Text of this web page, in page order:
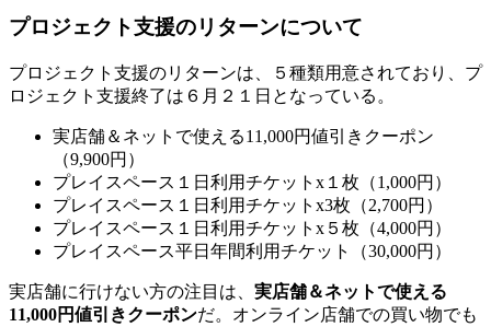
プロジェクト支援のリターンについて
プロジェクト支援のリターンは、５種類用意されており、プ
ロジェクト支援終了は６月２１日となっている。
実店舗＆ネットで使える11,000円値引きクーポン
（9,900円）
プレイスペース１日利用チケットx１枚（1,000円）
プレイスペース１日利用チケットx3枚（2,700円）
プレイスペース１日利用チケットx５枚（4,000円）
プレイスペース平日年間利用チケット（30,000円）
実店舗に行けない方の注目は、 実店舗＆ネットで使える
11,000円値引きクーポンだ。オンライン店舗での買い物でも